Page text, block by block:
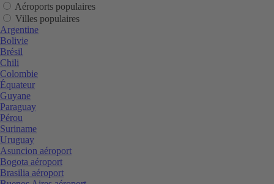
Aéroports populaires
Villes populaires
Argentine
Bolivie
Brésil
Chili
Colombie
Équateur
Guyane
Paraguay
Pérou
Suriname
Uruguay
Asuncion aéroport
Bogota aéroport
Brasilia aéroport